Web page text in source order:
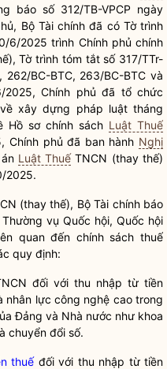
báo số 312/TB-VPCP ngày
Bộ Tài chính đã có Tờ trình
6/2025 trình Chính phủ chính
Tờ trình tóm tắt số 317/TTr-
262/BC-BTC, 263/BC-BTC và
Chính phủ đã tổ chức
xây dựng pháp luậttháng
Hồ sơ chính sách Luật Thuế
Chính phủ đã ban hành Nghị
Luật ThuếTNCN (thay thế)
2025.
(thay thế), Bộ Tài chính báo
Thường vụQuốc hội,Quốc hội
quan đến chính sách thuế
quy định:
đối với thu nhập từ tiền
nhân lực công nghệ cao trong
Đảng và Nhà nước như khoa
chuyển đổi số.
thuếđối với thu nhập từ tiền